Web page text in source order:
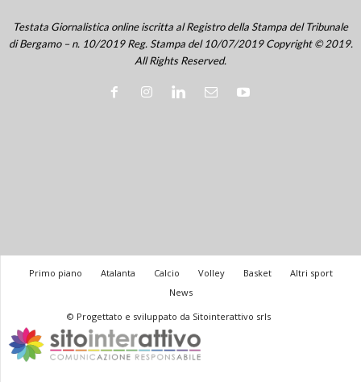
Testata Giornalistica online iscritta al Registro della Stampa del Tribunale
di Bergamo – n. 10/2019 Reg. Stampa del 10/07/2019 Copyright © 2019.
All Rights Reserved.
Primo piano Atalanta Calcio Volley Basket
Altri sport
News
© Progettato e sviluppato da Sitointerattivo srls